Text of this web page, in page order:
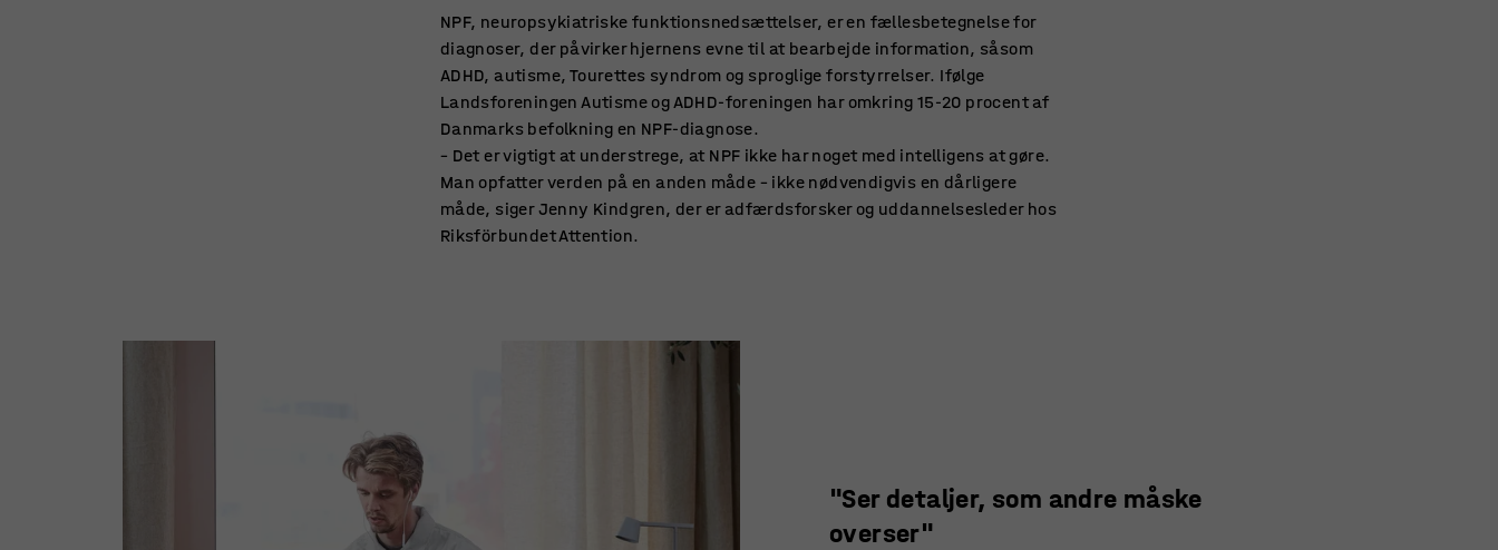
NPF, neuropsykiatriske funktionsnedsættelser, er en fællesbetegnelse for
diagnoser, der påvirker hjernens evne til at bearbejde information, såsom
ADHD, autisme, Tourettes syndrom og sproglige forstyrrelser. Ifølge
Landsforeningen Autisme og ADHD-foreningen har omkring 15-20 procent af
Danmarks befolkning en NPF-diagnose.
– Det er vigtigt at understrege, at NPF ikke har noget med intelligens at gøre.
Man opfatter verden på en anden måde – ikke nødvendigvis en dårligere
måde, siger Jenny Kindgren, der er adfærdsforsker og uddannelsesleder hos
Riksförbundet Attention.
"Ser detaljer, som andre måske
overser"